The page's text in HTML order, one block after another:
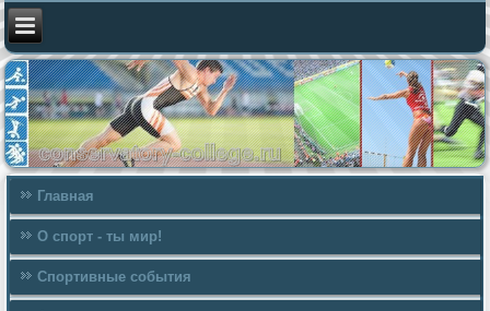
Главная
О спорт - ты мир!
Спортивные события